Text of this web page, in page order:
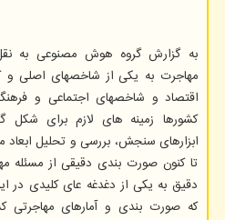
به گزارش گروه هوش مصنوعی به
مهاجرت به یکی از شاخصهای اصلی و
اقتصاد و شاخصهای اجتماعی و
کشورها زمینه های لازم برای
ابزارهای سنجش، بررسی و تحلیل ابعاد
تا کنون صورت بندی دقیقی از مسئله
دقیق به یکی از دغدغه عای کلیدی در
که صورت بندی و آمارهای مهاجرتی